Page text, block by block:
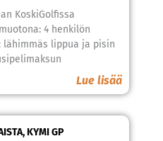
KoskiGolfissa
4 henkilön
lippua ja pisin
Lue lisää
,KYMI GP